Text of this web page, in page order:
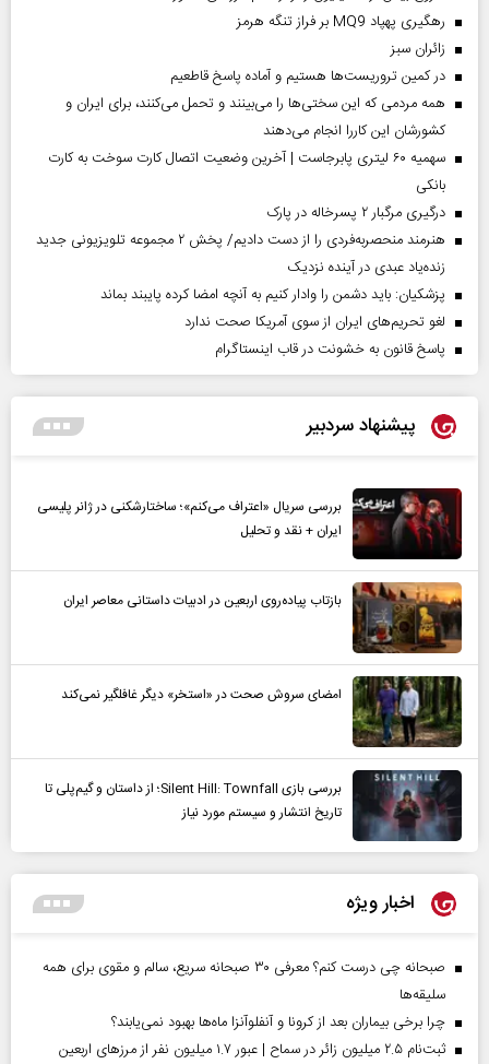
رهگیری پهپاد MQ9 بر فراز تنگه هرمز
‌زائران سبز
در کمین تروریست‌ها هستیم و آماده پاسخ قاطعیم
همه مردمی که این سختی‌ها را می‌بینند و تحمل می‌کنند، برای ایران و
کشورشان این کاررا انجام می‌دهند
سهمیه ۶۰ لیتری پابرجاست | آخرین وضعیت اتصال کارت سوخت به کارت
بانکی
درگیری مرگبار ۲ پسرخاله در پارک
هنرمند منحصر‌به‌فردی را از دست دادیم/ پخش ۲ مجموعه تلویزیونی جدید
زنده‌یاد عبدی در آینده نزدیک
پزشکیان: باید دشمن را وادار کنیم به آنچه امضا کرده پایبند بماند
لغو تحریم‌های ایران از سوی آمریکا صحت ندارد
پاسخ قانون به خشونت در قاب اینستاگرام
پیشنهاد سردبیر
بررسی سریال «اعتراف می‌کنم»؛ ساختارشکنی در ژانر پلیسی
ایران + نقد و تحلیل
بازتاب پیاده‌روی اربعین در ادبیات داستانی معاصر ایران
امضای سروش صحت در «استخر» دیگر غافلگیر نمی‌کند
بررسی بازی Silent Hill: Townfall؛ از داستان و گیم‌پلی تا
تاریخ انتشار و سیستم مورد نیاز
اخبار ویژه
صبحانه چی درست کنم؟ معرفی ۳۰ صبحانه سریع، سالم و مقوی برای همه
سلیقه‌ها
چرا برخی بیماران بعد از کرونا و آنفلوآنزا ماه‌ها بهبود نمی‌یابند؟
ثبت‌نام ۲.۵ میلیون زائر در سماح | عبور ۱.۷ میلیون نفر از مرز‌های اربعین